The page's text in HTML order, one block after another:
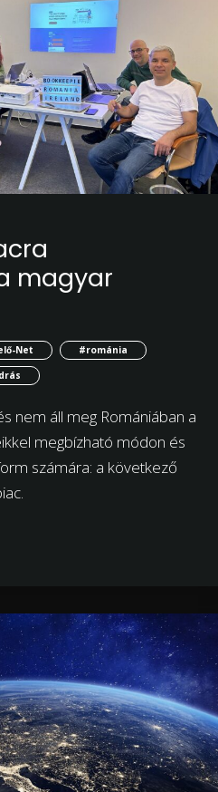
magyar
Net
#románia
nem áll meg Romániában a
megbízható módon és
számára: a következő